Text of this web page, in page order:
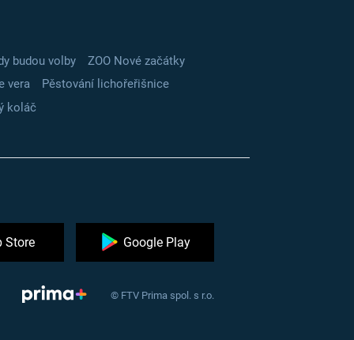
budou volby
ZOO Nové začátky
vera
Pěstování lichořeřišnice
koláč
Store Google Play
© FTV Prima spol. s r.o.